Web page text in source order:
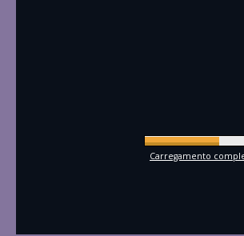
Carregamento